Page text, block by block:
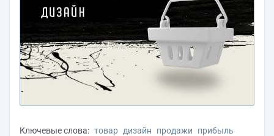
Ключевые слова: товар дизайн продажи
прибыль